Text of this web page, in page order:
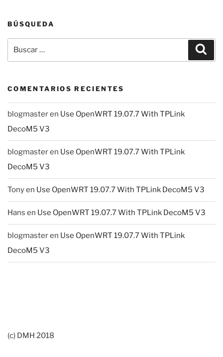
BÚSQUEDA
por:
COMENTARIOS RECIENTES
blogmasteren Use OpenWRT 19.07.7 With TPLink
DecoM5 V3
blogmasteren Use OpenWRT 19.07.7 With TPLink
DecoM5 V3
Tonyen Use OpenWRT 19.07.7 With TPLink DecoM5 V3
Hans en Use OpenWRT 19.07.7 With TPLink DecoM5 V3
blogmasteren Use OpenWRT 19.07.7 With TPLink
DecoM5 V3
(c) DMH 2018